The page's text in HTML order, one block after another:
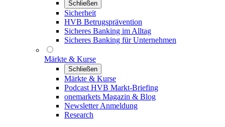
Schließen
Sicherheit
HVB Betrugsprävention
Sicheres Banking im Alltag
Sicheres Banking für Unternehmen
Märkte & Kurse
Schließen
Märkte & Kurse
Podcast HVB Markt-Briefing
onemarkets Magazin & Blog
Newsletter Anmeldung
Research